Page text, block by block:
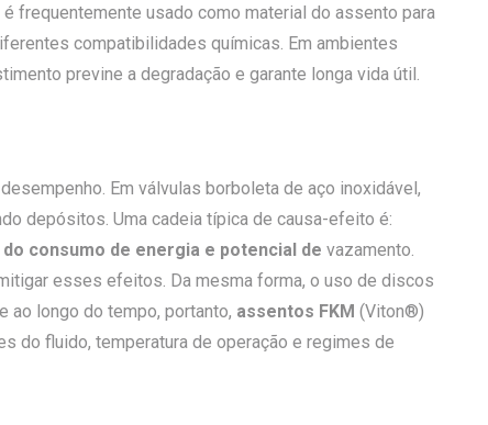
frequentemente usado como material do assento para
compatibilidades químicas. Em ambientes
previne a degradação e garante longa vida útil.
Em válvulas borboleta de aço inoxidável,
depósitos. Uma cadeia típica de causa-efeito é:
consumo de energia e potencial de vazamento.
esses efeitos. Da mesma forma, o uso de discos
ao longo do tempo, portanto, assentos FKM (Viton®)
do fluido, temperatura de operação e regimes de